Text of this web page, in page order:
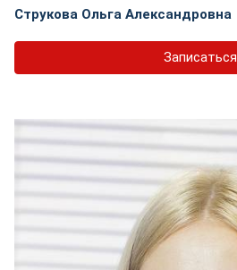
Струкова Ольга Александровна
Записаться